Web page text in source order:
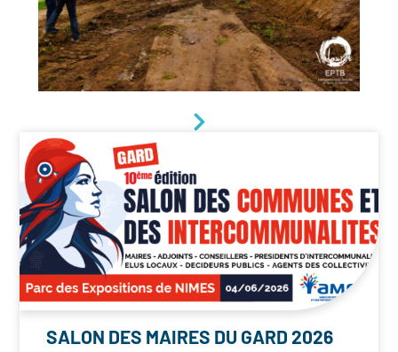
SALON DES MAIRES DU GARD 2026